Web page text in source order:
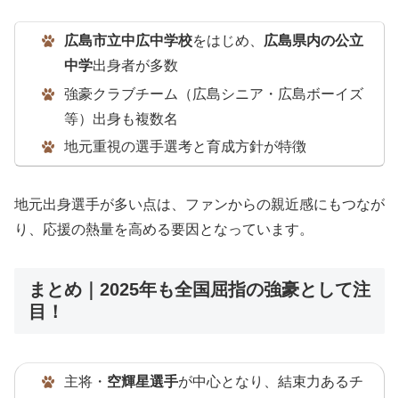
広島市立中広中学校をはじめ、 広島県内の公立
中学出身者が多数
強豪クラブチーム（広島シニア・広島ボーイズ
等）出身も複数名
地元重視の選手選考と育成方針が特徴
地元出身選手が多い点は、ファンからの親近感にもつなが
り、応援の熱量を高める要因となっています。
まとめ｜2025年も全国屈指の強豪として注
目！
主将・ 空輝星選手が中心となり、結束力あるチ